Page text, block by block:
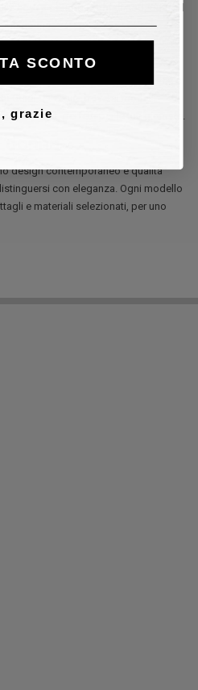
donna.
donna
Guidi Calzature troverai modelli
tuoi outfit, perfetti per le tue giornate.
design contemporaneo e qualità
con eleganza. Ogni modello
e materiali selezionati, per uno
SCONTO
grazie